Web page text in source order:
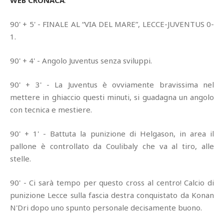
90' + 5' - FINALE AL “VIA DEL MARE”, LECCE-JUVENTUS 0-
1.
90' + 4' - Angolo Juventus senza sviluppi.
90' + 3' - La Juventus è ovviamente bravissima nel
mettere in ghiaccio questi minuti, si guadagna un angolo
con tecnica e mestiere.
90' + 1' - Battuta la punizione di Helgason, in area il
pallone è controllato da Coulibaly che va al tiro, alle
stelle.
90' - Ci sarà tempo per questo cross al centro! Calcio di
punizione Lecce sulla fascia destra conquistato da Konan
N'Dri dopo uno spunto personale decisamente buono.